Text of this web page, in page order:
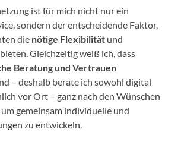
ist für mich nicht nur ein
sondern der entscheidende Faktor,
die nötige Flexibilität und
Gleichzeitig weiß ich, dass
Beratung und Vertrauen
– deshalb berate ich sowohl digital
vor Ort – ganz nach den Wünschen
gemeinsam individuelle und
zu entwickeln.